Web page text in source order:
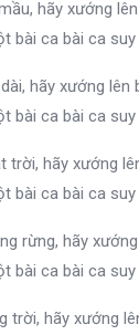
hãy xướng
bài ca bài ca suy
hãy xướng lên
bài ca bài ca suy
trời, hãy xướng
bài ca bài ca suy
rừng, hãy
bài ca bài ca suy
trời, hãy xướng